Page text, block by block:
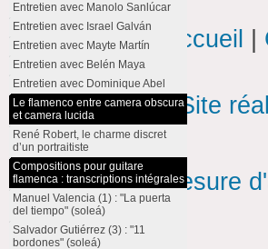
Entretien avec Manolo Sanlúcar
Entretien avec Israel Galván
Entretien avec Mayte Martín
Entretien avec Belén Maya
Entretien avec Dominique Abel
Le flamenco entre camera obscura
et camera lucida
René Robert, le charme discret
d’un portraitiste
Compositions pour guitare
flamenca : transcriptions intégrales
Manuel Valencia (1) : "La puerta
del tiempo" (soleá)
Salvador Gutiérrez (3) : "11
bordones" (soleá)
Accueil
Site
Mesure